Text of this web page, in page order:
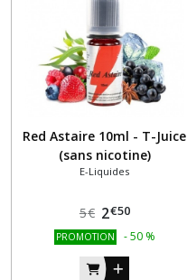
Red Astaire 10ml - T-Juice
(sans nicotine)
E-Liquides
5€ 2€50
PROMOTION -50 %